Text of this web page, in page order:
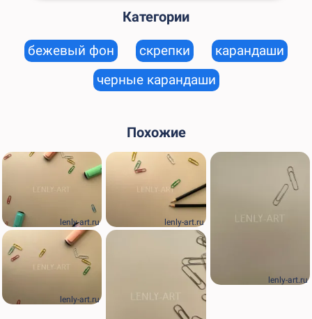
Категории
бежевый фон скрепки
карандаши
черные карандаши
Похожие
lenly-art.ru
lenly-art.ru
lenly-art.ru
lenly-art.ru